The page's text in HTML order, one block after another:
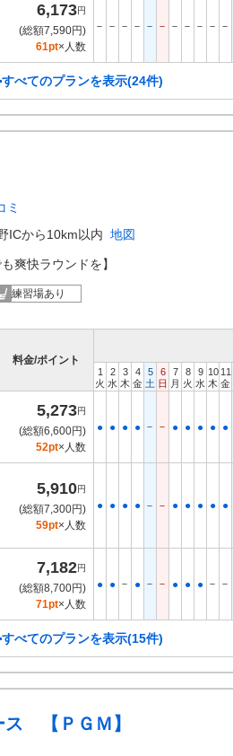
6,173円
(総額7,590円)
61pt×人数
－ － － － － － － － － － －
すべてのプランを表示(24件)
ミ
ICから10km以内 地図
爽快ラウンドを】
練習場あり
料金/ポイント
1
火
2
水
3
木
4
金
5
土
6
日
7
月
8
火
9
水
10
木
11
金
5,273円
(総額6,600円)
52pt×人数
● ● ● ● － － ● ● ● ● ●
5,910円
(総額7,300円)
59pt×人数
● ● ● ● － － ● ● ● ● ●
7,182円
(総額8,700円)
71pt×人数
● ● － ● － － ● ● ● － －
すべてのプランを表示(15件)
【ＰＧＭ】